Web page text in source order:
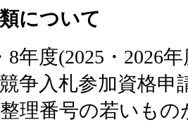
について
8年度(2025・2026
争入札参加資格申
理番号の若いも